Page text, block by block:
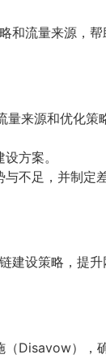
和流量来源，
来源和优化策
方案。
不足，并制定
建设策略，提
（Disavow），